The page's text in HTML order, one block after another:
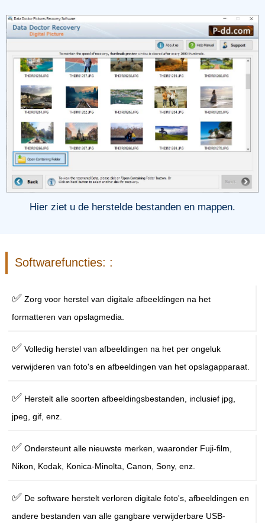
Hier ziet u de herstelde bestanden en mappen.
Softwarefuncties: :
✅ Zorg voor herstel van digitale afbeeldingen na het
formatteren van opslagmedia.
✅ Volledig herstel van afbeeldingen na het per ongeluk
verwijderen van foto's en afbeeldingen van het opslagapparaat.
✅ Herstelt alle soorten afbeeldingsbestanden, inclusief jpg,
jpeg, gif, enz.
✅ Ondersteunt alle nieuwste merken, waaronder Fuji-film,
Nikon, Kodak, Konica-Minolta, Canon, Sony, enz.
✅ De software herstelt verloren digitale foto's, afbeeldingen en
andere bestanden van alle gangbare verwijderbare USB-